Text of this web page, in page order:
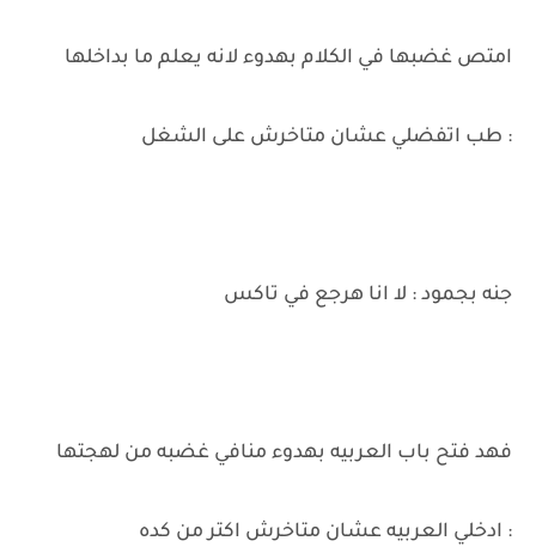
امتص غضبها في الكلام بهدوء لانه يعلم ما بداخلها
: طب اتفضلي عشان متاخرش على الشغل
جنه بجمود : لا انا هرجع في تاكس
فهد فتح باب العربيه بهدوء منافي غضبه من لهجتها
: ادخلي العربيه عشان متاخرش اكتر من كده